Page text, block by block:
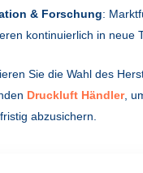
& Forschung:
kontinuierlich in neue
Sie die Wahl des
Druckluft Händler,
abzusichern.